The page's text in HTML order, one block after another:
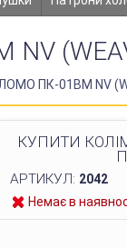
ПК-01ВМ NV
КУПИТИ
АРТИКУЛ: 2042
Немає в